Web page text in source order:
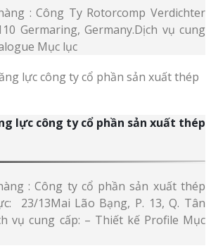
: Công Ty Rotorcomp Verdichter
Germaring, Germany.Dịch vụ cung
Mục lục
lực công ty cổ phần sản xuất thép
: Công ty cổ phần sản xuất thép
23/13Mai Lão Bạng, P. 13, Q. Tân
vụ cung cấp: – Thiết kế Profile Mục